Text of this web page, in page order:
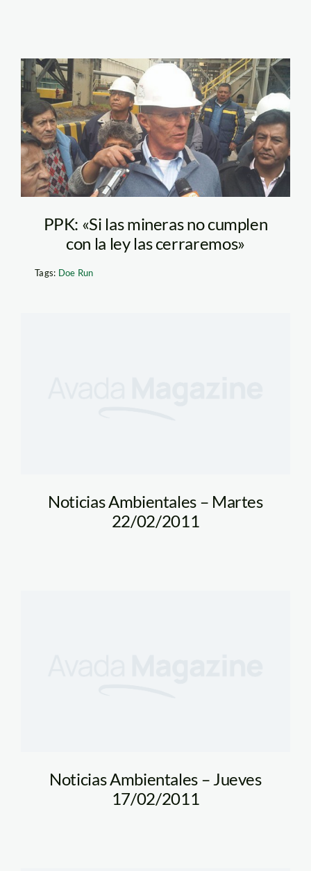
ppk_ppk-pe
PPK: «Si las mineras no cumplen
con la ley las cerraremos»
Tags: Doe Run
Noticias Ambientales – Martes
22/02/2011
Noticias Ambientales – Jueves
17/02/2011